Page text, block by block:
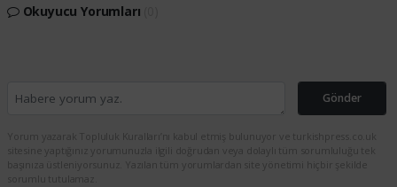
Okuyucu Yorumları
Gönder
Yorum yazarak Topluluk Kuralları’nı kabul etmiş bulunuyor ve turkishpress.co.uk
sitesine yaptığınız yorumunuzla ilgili doğrudan veya dolaylı tüm sorumluluğu tek
başınıza üstleniyorsunuz. Yazılan tüm yorumlardan site yönetimi hiçbir şekilde
sorumlu tutulamaz.